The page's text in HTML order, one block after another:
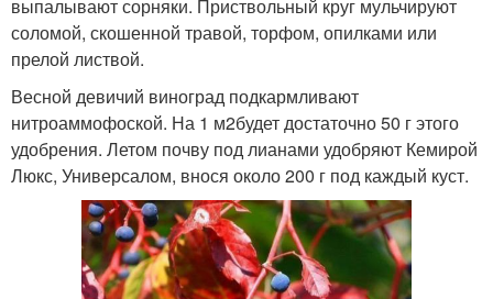
выпалывают сорняки. Приствольный круг мульчируют
соломой, скошенной травой, торфом, опилками или
прелой листвой.
Весной девичий виноград подкармливают
нитроаммофоской. На 1 м2будет достаточно 50 г этого
удобрения. Летом почву под лианами удобряют Кемирой
Люкс, Универсалом, внося около 200 г под каждый куст.